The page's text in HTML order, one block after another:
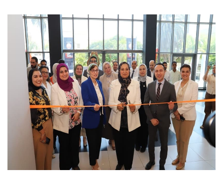
الطلاب
هيئة التدريس
الدراسات العليا
الخريجين
الموظفون
الزائـرون